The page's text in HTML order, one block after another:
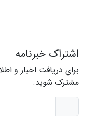
اشتراک خبرنامه
برای دریافت اخبار و
مشترک شوید.